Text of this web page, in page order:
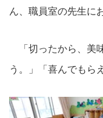
ん、職員室の先生に
「切ったから、美
う。」「喜んでもら